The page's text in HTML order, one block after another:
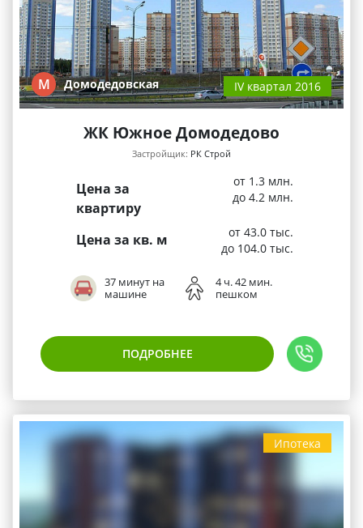
М Домодедовская IV квартал 2016
ЖК Южное Домодедово
Застройщик: РК Строй
Цена за
квартиру
от 1.3 млн.
до 4.2 млн.
Цена за кв. м
от 43.0 тыс.
до 104.0 тыс.
37 минут на
машине
4 ч. 42 мин.
пешком
ПОДРОБНЕЕ
Ипотека